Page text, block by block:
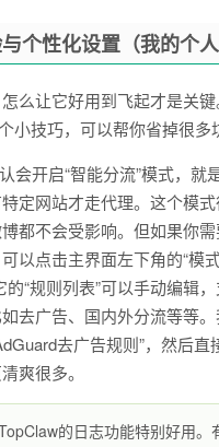
个性化设置（我的个人
么让它好用到飞起才是关
小技巧，可以帮你省掉很多
会开启“智能分流”模式，就
定网站才走代理。这个模
都不会受影响。但如果你
可以点击主界面左下角的“模
的“规则列表”可以手动编辑
去广告、国内外分流等等
去广告规则”，然后直
爽很多。
的日志功能特别好用。